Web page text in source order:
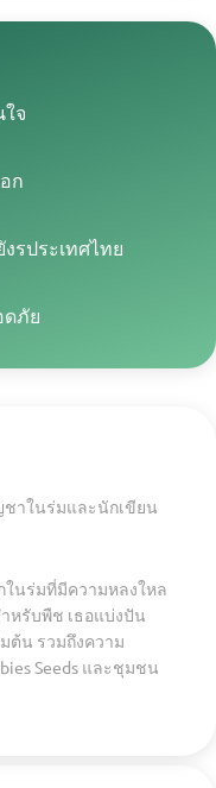
จ
ก
รประเทศไทย
ดภัย
าในร่มและนักเขียน
ในร่มที่มีความหลงใหล
หรับพืช เธอแบ่งปัน
ต้น รวมถึงความ
Seeds และชุมชน